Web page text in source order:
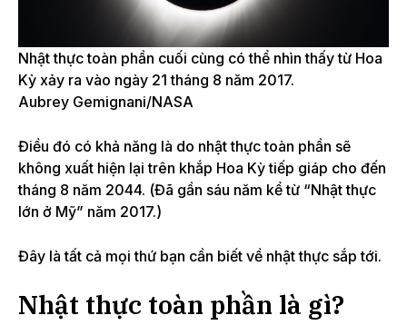
Nhật thực toàn phần cuối cùng có thể nhìn thấy từ Hoa
Kỳ xảy ra vào ngày 21 tháng 8 năm 2017.
Aubrey Gemignani/NASA
Điều đó có khả năng là do nhật thực toàn phần sẽ
không xuất hiện lại trên khắp Hoa Kỳ tiếp giáp cho đến
tháng 8 năm 2044. (Đã gần sáu năm kể từ “Nhậtthực
lớn ở Mỹ” năm 2017.)
Đây là tất cả mọi thứ bạn cần biết về nhật thực sắp tới.
Nhật thực toàn phần là gì?